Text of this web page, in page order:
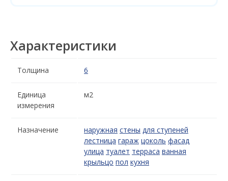
Характеристики
Толщина 6
Единица
измерения
м2
Назначение наружная стены для ступеней
лестница гараж цоколь фасад
улица туалет терраса ванная
крыльцо пол кухня